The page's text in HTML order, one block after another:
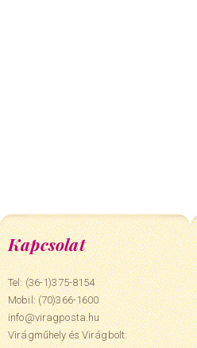
Kapcsolat
Tel: (36-1)375-8154
Mobil:(70)366-1600
info@viragposta.hu
Virágműhely és Virágbolt: